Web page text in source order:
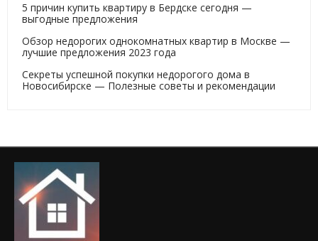
5 причин купить квартиру в Бердске сегодня —
выгодные предложения
Обзор недорогих однокомнатных квартир в Москве —
лучшие предложения 2023 года
Секреты успешной покупки недорогого дома в
Новосибирске — Полезные советы и рекомендации